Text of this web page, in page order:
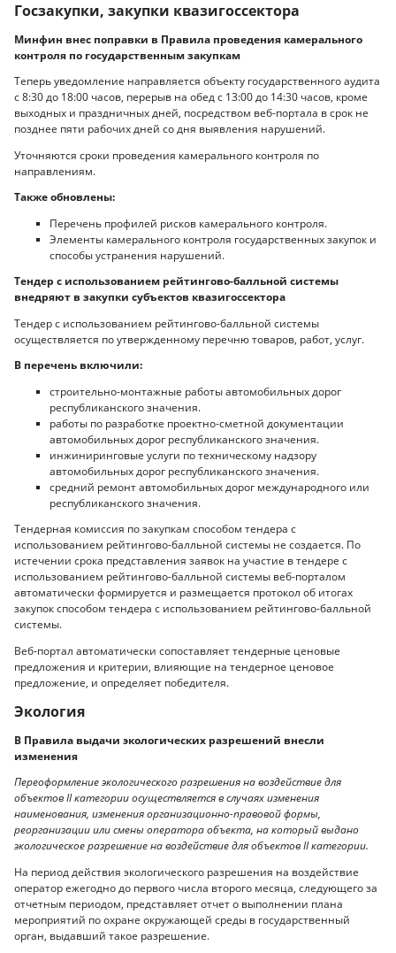
Госзакупки, закупки квазигоссектора
Минфин внес поправки в Правила проведения камерального
контроля по государственным закупкам
Теперь уведомление направляется объекту государственного аудита
с 8:30 до 18:00 часов, перерыв на обед с 13:00 до 14:30 часов, кроме
выходных и праздничных дней, посредством веб-портала в срок не
позднее пяти рабочих дней со дня выявления нарушений.
Уточняются сроки проведения камерального контроля по
направлениям.
Также обновлены:
Перечень профилей рисков камерального контроля.
Элементы камерального контроля государственных закупок и
способы устранения нарушений.
Тендер с использованием рейтингово-балльной системы
внедряют в закупки субъектов квазигоссектора
Тендер с использованием рейтингово-балльной системы
осуществляется по утвержденному перечню товаров, работ, услуг.
В перечень включили:
строительно-монтажные работы автомобильных дорог
республиканского значения.
работы по разработке проектно-сметной документации
автомобильных дорог республиканского значения.
инжиниринговые услуги по техническому надзору
автомобильных дорог республиканского значения.
средний ремонт автомобильных дорог международного или
республиканского значения.
Тендерная комиссия по закупкам способом тендера с
использованием рейтингово-балльной системы не создается. По
истечении срока представления заявок на участие в тендере с
использованием рейтингово-балльной системы веб-порталом
автоматически формируется и размещается протокол об итогах
закупок способом тендера с использованием рейтингово-балльной
системы.
Веб-портал автоматически сопоставляет тендерные ценовые
предложения и критерии, влияющие на тендерное ценовое
предложение, и определяет победителя.
Экология
В Правила выдачи экологических разрешений внесли
изменения
Переоформление экологического разрешения на воздействие для
объектов II категории осуществляется в случаях изменения
наименования, изменения организационно-правовой формы,
реорганизации или смены оператора объекта, на который выдано
экологическое разрешение на воздействие для объектов II категории.
На период действия экологического разрешения на воздействие
оператор ежегодно до первого числа второго месяца, следующего за
отчетным периодом, представляет отчет о выполнении плана
мероприятий по охране окружающей среды в государственный
орган, выдавший такое разрешение.